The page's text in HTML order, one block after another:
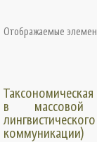
Отображаемые
Таксономическая
в массовой
коммуникации)